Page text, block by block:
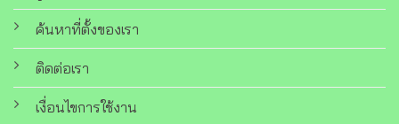
ค้นหาที่ตั้งของเรา
ติดต่อเรา
เงื่อนไขการใช้งาน